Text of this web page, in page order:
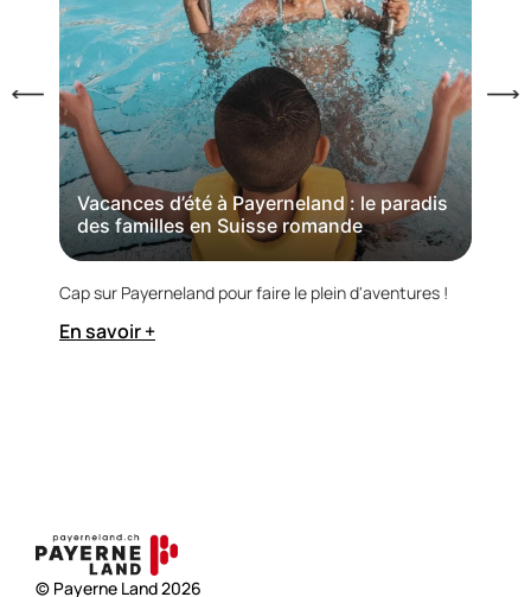
Vacances d’été à Payerneland : le paradis
des familles en Suisse romande
Cap sur Payerneland pour faire le plein d'aventures !
En savoir +
© Payerne Land 2026